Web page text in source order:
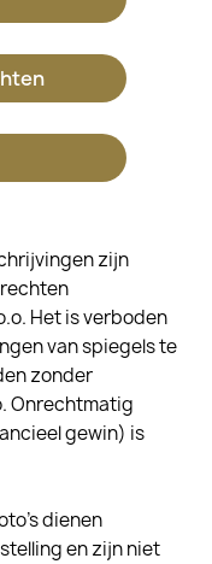
zijn
Het is verboden
van spiegels te
zonder
Onrechtmatig
gewin) is
dienen
en zijn niet